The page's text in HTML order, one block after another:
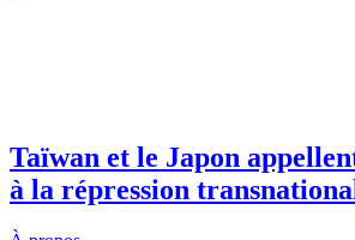
Taïwan et le Japon
à la répression